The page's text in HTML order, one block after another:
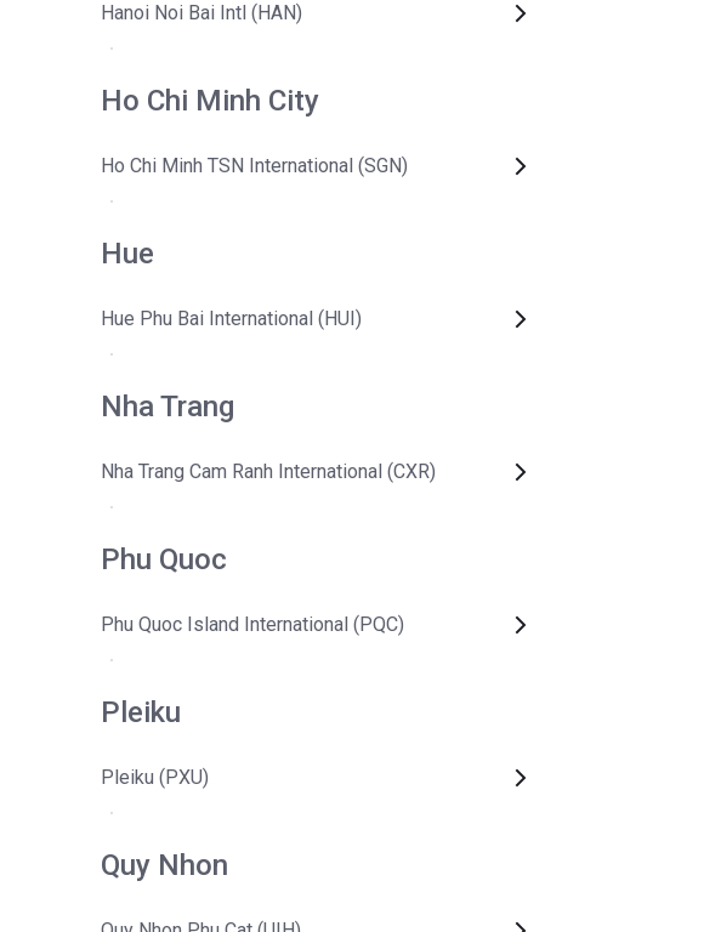
Hanoi Noi Bai Intl (HAN)
Ho Chi Minh City
Ho Chi Minh TSN International (SGN)
Hue
Hue Phu Bai International (HUI)
Nha Trang
Nha Trang Cam Ranh International (CXR)
Phu Quoc
Phu Quoc Island International (PQC)
Pleiku
Pleiku (PXU)
Quy Nhon